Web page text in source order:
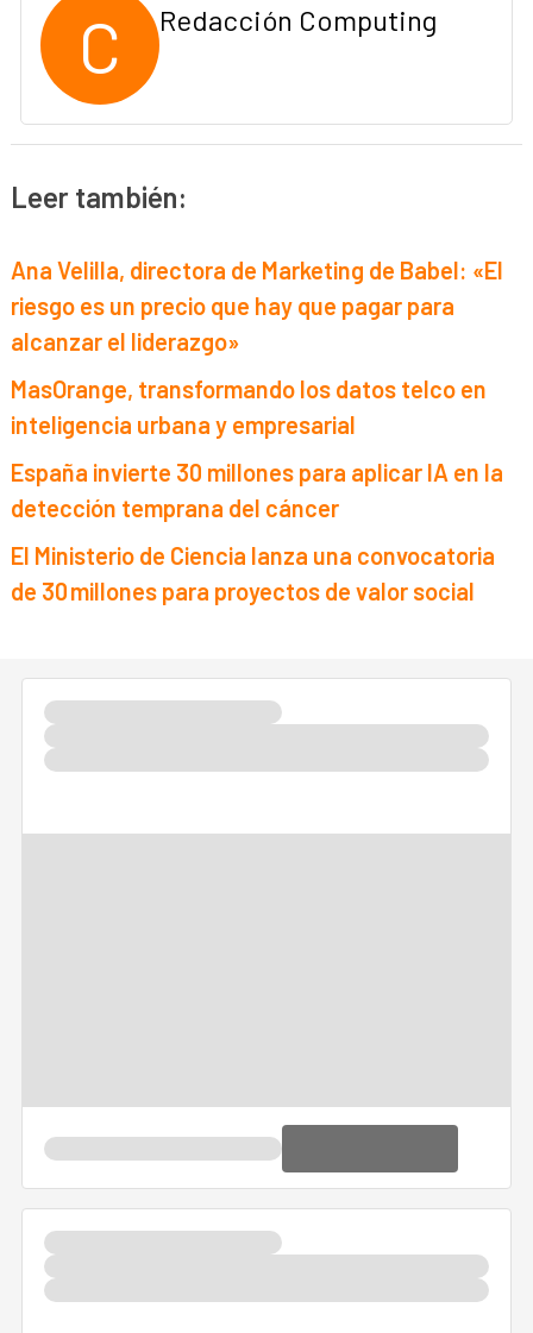
C Redacción Computing
Leer también:
Ana Velilla, directora de Marketing de Babel: «El
riesgo es un precio que hay que pagar para
alcanzar el liderazgo»
MasOrange, transformando los datos telco en
inteligencia urbana y empresarial
España invierte 30 millones para aplicar IA en la
detección temprana del cáncer
El Ministerio de Ciencia lanza una convocatoria
de 30 millones para proyectos de valor social